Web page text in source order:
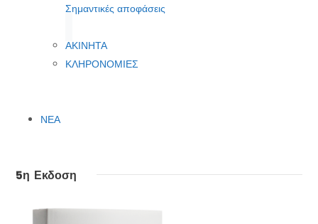
Σημαντικές αποφάσεις
ΑΚΙΝΗΤΑ
ΚΛΗΡΟΝΟΜΙΕΣ
ΝΕΑ
5η Εκδοση